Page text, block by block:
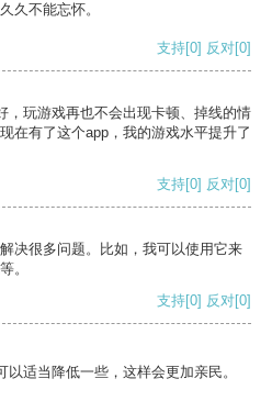
久不能忘怀。
支持[0] 反对[0]
，玩游戏再也不会出现卡顿、掉线的情
在有了这个app，我的游戏水平提升了
支持[0] 反对[0]
决很多问题。比如，我可以使用它来
。
支持[0] 反对[0]
适当降低一些，这样会更加亲民。